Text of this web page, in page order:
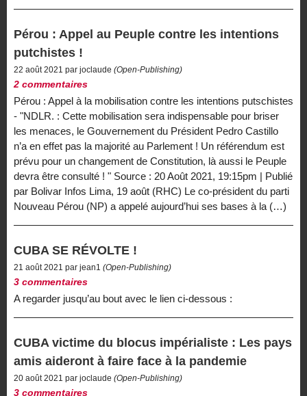
Pérou : Appel au Peuple contre les intentions
putchistes !
22 août 2021 par joclaude (Open-Publishing)
2 commentaires
Pérou : Appel à la mobilisation contre les intentions putschistes
- "NDLR. : Cette mobilisation sera indispensable pour briser
les menaces, le Gouvernement du Président Pedro Castillo
n’a en effet pas la majorité au Parlement ! Un référendum est
prévu pour un changement de Constitution, là aussi le Peuple
devra être consulté ! " Source : 20 Août 2021, 19:15pm | Publié
par Bolivar Infos Lima, 19 août (RHC) Le co-président du parti
Nouveau Pérou (NP) a appelé aujourd’hui ses bases à la (…)
CUBA SE RÉVOLTE !
21 août 2021 par jean1 (Open-Publishing)
3 commentaires
A regarder jusqu’au bout avec le lien ci-dessous :
CUBA victime du blocus impérialiste : Les pays
amis aideront à faire face à la pandemie
20 août 2021 par joclaude (Open-Publishing)
3 commentaires